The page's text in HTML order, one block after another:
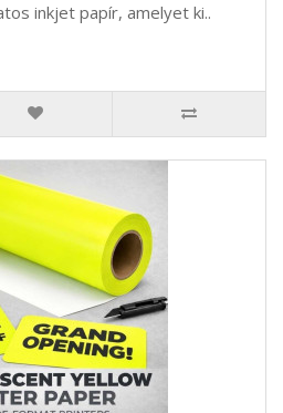
inkjet papír, amelyet ki..